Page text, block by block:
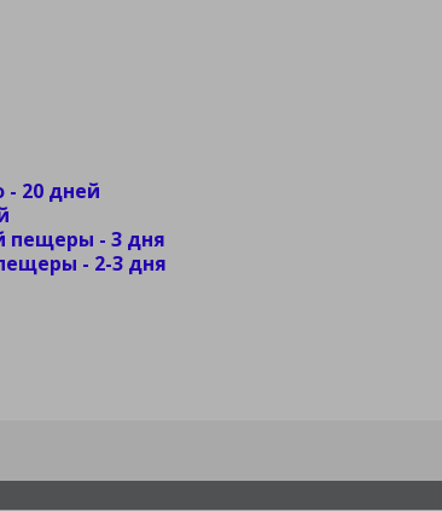
- 20 дней
пещеры - 3 дня
- 2-3 дня